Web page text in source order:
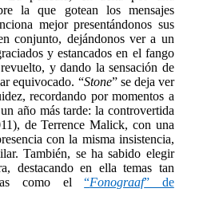
la que gotean los mensajes
mejor presentándonos sus
conjunto, dejándonos ver a un
y estancados en el fango
y dando la sensación de
equivocado. “Stone” se deja ver
recordando por momentos a
año más tarde: la controvertida
de Terrence Malick, con una
con la misma insistencia,
También, se ha sabido elegir
destacando en ella temas tan
como el“Fonograaf” de